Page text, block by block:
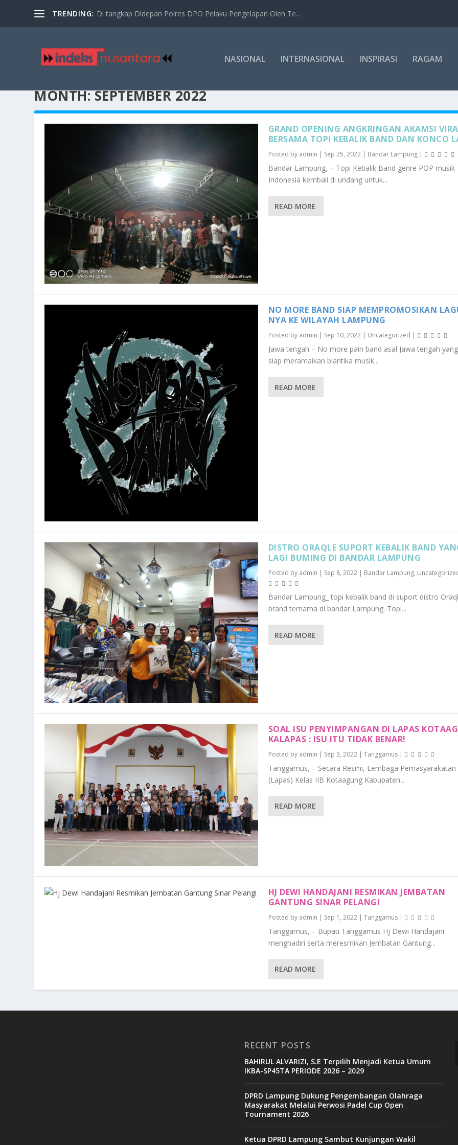
TRENDING: Di tangkap Didepan Polres DPO Pelaku Pengelapan Oleh Te...
NASIONAL INTERNASIONAL INSPIRASI RAGAM
MONTH:SEPTEMBER 2022
GRAND OPENING ANGKRINGAN AKAMSI
BERSAMA TOPI KEBALIK BAND DAN KONCO
Posted by admin | Sep 25, 2022| Bandar Lampung|
Bandar Lampung, – Topi Kebalik Band genre POP musik
Indonesia kembali di undang untuk...
READ MORE
NO MORE BAND SIAP MEMPROMOSIKAN
NYA KE WILAYAH LAMPUNG
Posted by admin | Sep 10, 2022| Uncategorized |
Jawa tengah – No more pain band asal Jawa tengah
siap meramaikan blantika musik...
READ MORE
DISTRO ORAQLE SUPORT KEBALIK BAND
LAGI BUMING DI BANDAR LAMPUNG
Posted by admin | Sep 8, 2022| Bandar Lampung,
Bandar Lampung_ topi kebalik band di suport distro
brand ternama di bandar Lampung. Topi...
READ MORE
SOAL ISU PENYIMPANGAN DI LAPAS
KALAPAS : ISU ITU TIDAK BENAR!
Posted by admin | Sep 3, 2022| Tanggamus|
Tanggamus, – Secara Resmi, Lembaga Pemasyarakatan
(Lapas) Kelas IIB Kotaagung Kabupaten...
READ MORE
HJ DEWI HANDAJANI RESMIKAN JEMBATAN
GANTUNG SINAR PELANGI
Posted by admin | Sep 1, 2022| Tanggamus|
Tanggamus, – Bupati Tanggamus Hj Dewi Handajani
menghadiri serta meresmikan Jembatan Gantung...
READ MORE
RECENT POSTS
BAHIRUL ALVARIZI, S.E Terpilih Menjadi Ketua Umum
IKBA-SP45TA PERIODE 2026 – 2029
DPRD Lampung Dukung Pengembangan Olahraga
Masyarakat Melalui Perwosi Padel Cup Open
Tournament 2026
Ketua DPRD Lampung Sambut Kunjungan Wakil